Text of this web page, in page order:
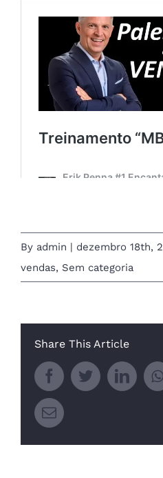
By admin dezembro 18th,
vendas, Sem categoria
Share This Article
FacebookTwitter
Email